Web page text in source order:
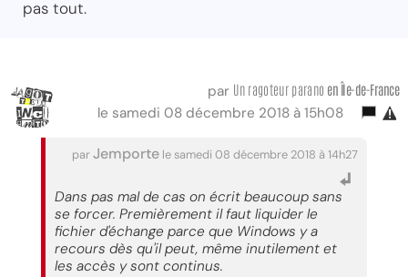
pas tout.
par Un ragoteur parano en Île-de-France
le samedi 08 décembre 2018 à 15h08
parJemporte le samedi 08 décembre 2018 à 14h27
Dans pas mal de cas on écrit beaucoup sans
se forcer. Premièrement il faut liquider le
fichier d'échange parce que Windows y a
recours dès qu'il peut, même inutilement et
les accès y sont continus.